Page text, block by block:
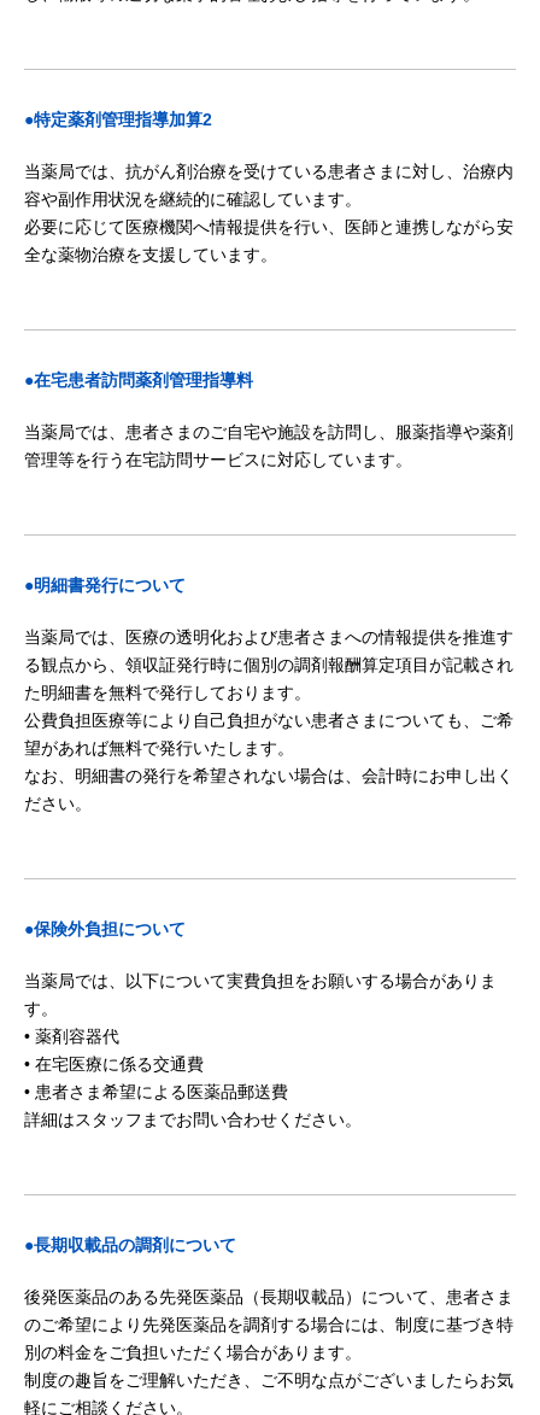
●特定薬剤管理指導加算2
当薬局では、抗がん剤治療を受けている患者さまに対し、治療内
容や副作用状況を継続的に確認しています。
必要に応じて医療機関へ情報提供を行い、医師と連携しながら安
全な薬物治療を支援しています。
●在宅患者訪問薬剤管理指導料
当薬局では、患者さまのご自宅や施設を訪問し、服薬指導や薬剤
管理等を行う在宅訪問サービスに対応しています。
●明細書発行について
当薬局では、医療の透明化および患者さまへの情報提供を推進す
る観点から、領収証発行時に個別の調剤報酬算定項目が記載され
た明細書を無料で発行しております。
公費負担医療等により自己負担がない患者さまについても、ご希
望があれば無料で発行いたします。
なお、明細書の発行を希望されない場合は、会計時にお申し出く
ださい。
●保険外負担について
当薬局では、以下について実費負担をお願いする場合がありま
す。
• 薬剤容器代
• 在宅医療に係る交通費
• 患者さま希望による医薬品郵送費
詳細はスタッフまでお問い合わせください。
●長期収載品の調剤について
後発医薬品のある先発医薬品（長期収載品）について、患者さま
のご希望により先発医薬品を調剤する場合には、制度に基づき特
別の料金をご負担いただく場合があります。
制度の趣旨をご理解いただき、ご不明な点がございましたらお気
軽にご相談ください。